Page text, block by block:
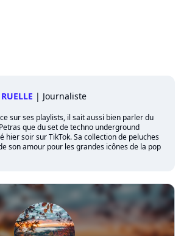
| Journaliste
sur ses playlists, il sait aussi bien parler du
que du set de techno underground
hier soir sur TikTok. Sa collection de peluches
son amour pour les grandes icônes de la pop